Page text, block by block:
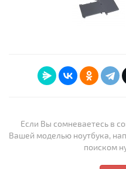
Если Вы сомневаетесь в
Вашей моделью ноутбука,
поиском